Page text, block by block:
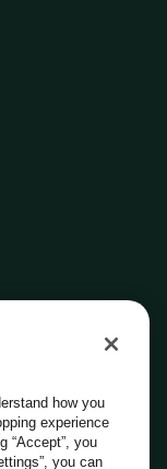
how you
experience
“Accept”, you
you can